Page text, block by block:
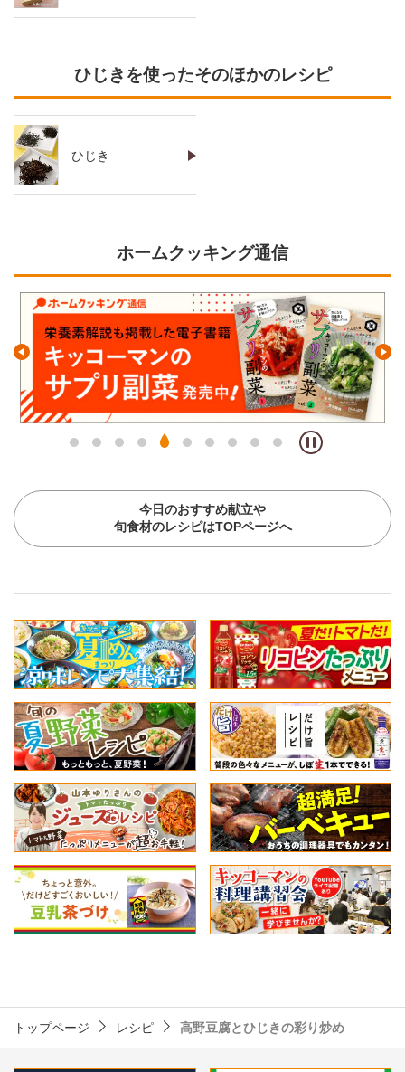
ひじきを使ったそのほかのレシピ
ひじき
ホームクッキング通信
今日のおすすめ献立や
旬食材のレシピはTOPページへ
トップページ レシピ 高野豆腐とひじきの彩り炒め